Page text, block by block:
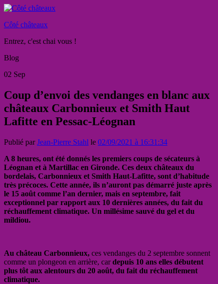
Côté châteaux
Entrez, c'est chai vous !
Blog
02 Sep
Coup d’envoi des vendanges en blanc aux
châteaux Carbonnieux et Smith Haut
Lafitte en Pessac-Léognan
Publié parJean-Pierre Stahl le 02/09/2021 à 16:31:34
A 8 heures, ont été donnés les premiers coups de sécateurs à
Léognan et à Martillac en Gironde. Ces deux châteaux du
bordelais, Carbonnieux et Smith Haut-Lafitte, sont d’habitude
très précoces. Cette année, ils n’auront pas démarré juste après
le 15 août comme l’an dernier, mais en septembre, fait
exceptionnel par rapport aux 10 dernières années, du fait du
réchauffement climatique. Un millésime sauvé du gel et du
mildiou.
Au château Carbonnieux, ces vendanges du 2 septembre sonnent
comme un plongeon en arrière, cardepuis 10 ans elles débutent
plus tôt aux alentours du 20 août, du fait du réchauffement
climatique.